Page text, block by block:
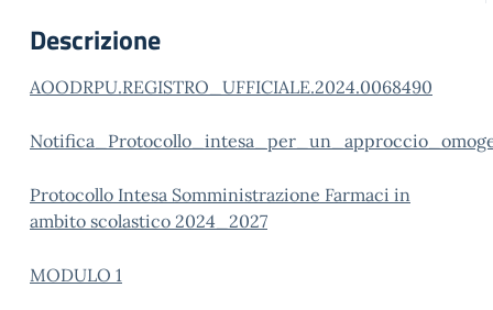
Descrizione
AOODRPU.REGISTRO_UFFICIALE.2024.0068490
Protocollo Intesa Somministrazione Farmaci in
ambito scolastico 2024_2027
MODULO 1